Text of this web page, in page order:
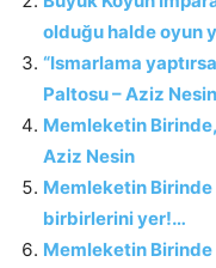
olduğu halde oyun
“Ismarlama
Paltosu – Aziz Nesin
Memleketin
Aziz Nesin
Memleketin Birinde
birbirlerini yer!…
Memleketin Birinde